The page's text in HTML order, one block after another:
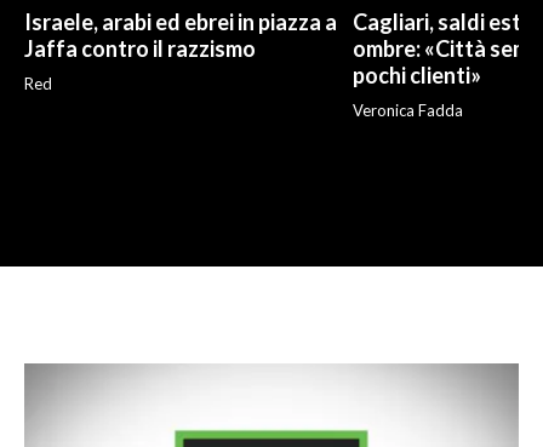
Israele, arabi ed ebrei in piazza a
Jaffa contro il razzismo
Red
Cagliari, saldi
ombre: «Città
pochi clienti»
Veronica Fadda